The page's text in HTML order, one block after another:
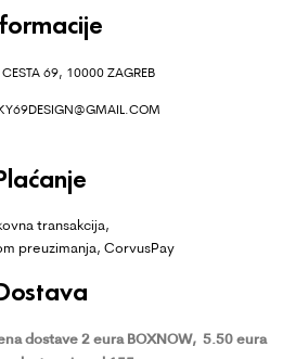
CESTA 69, 10000 ZAGREB
transakcija,
preuzimanja, CorvusPay
dostave 2 eura BOXNOW, 5.50 eura